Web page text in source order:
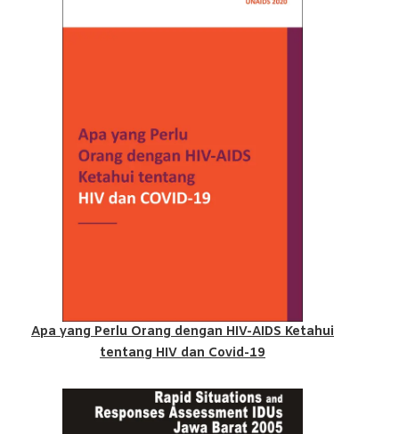
Apa yang Perlu Orang dengan HIV-AIDS Ketahui
tentang HIV dan Covid-19